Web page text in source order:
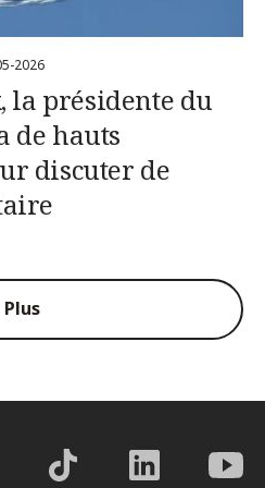
la présidente du
de hauts
discuter de
2026
Plus